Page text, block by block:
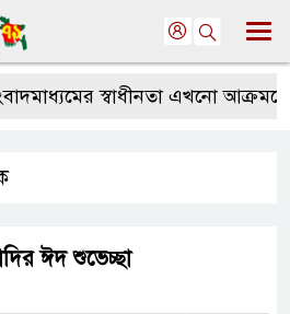
স্বাধীনতা এখনো আক্রমণের
ঈদ শুভেচ্ছা